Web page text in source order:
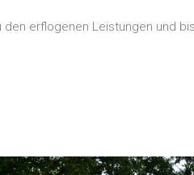
den erflogenen Leistungen und